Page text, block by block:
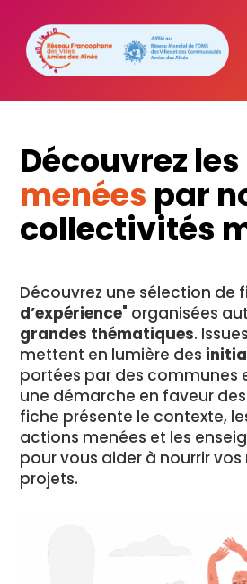
Découvrez les
menées par
collectivités
Découvrez une sélection de
d’expérience" organisées
grandes thématiques.
mettent en lumière des
portées par des communes
une démarche en faveur
fiche présente le contexte,
actions menées et les
pour vous aider à nourrir
projets.